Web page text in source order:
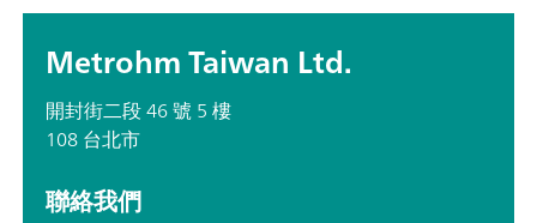
Metrohm Taiwan Ltd.
開封街二段 46 號 5 樓
108 台北市
聯絡我們